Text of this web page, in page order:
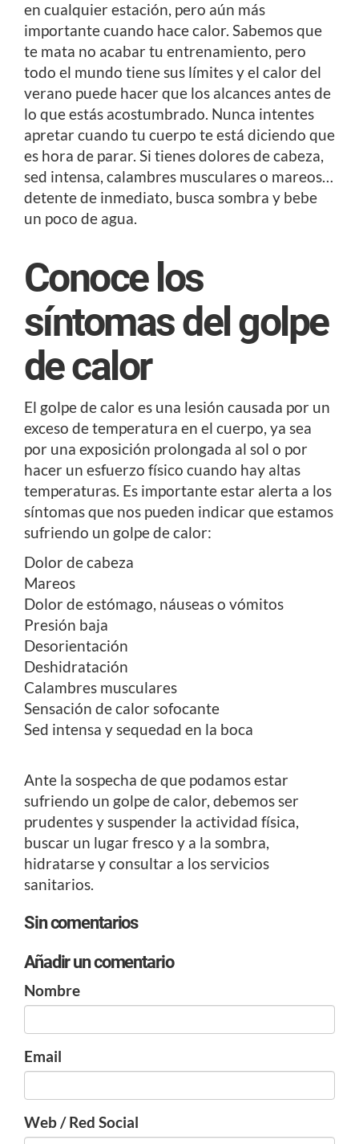
en cualquier estación, pero aún más
importante cuando hace calor. Sabemos que
te mata no acabar tu entrenamiento, pero
todo el mundo tiene sus límites y el calor del
verano puede hacer que los alcances antes de
lo que estás acostumbrado. Nunca intentes
apretar cuando tu cuerpo te está diciendo que
es hora de parar. Si tienes dolores de cabeza,
sed intensa, calambres musculares o mareos…
detente de inmediato, busca sombra y bebe
un poco de agua.
Conoce los
síntomas del golpe
de calor
El golpe de calor es una lesión causada por un
exceso de temperatura en el cuerpo, ya sea
por una exposición prolongada al sol o por
hacer un esfuerzo físico cuando hay altas
temperaturas. Es importante estar alerta a los
síntomas que nos pueden indicar que estamos
sufriendo un golpe de calor:
Dolor de cabeza
Mareos
Dolor de estómago, náuseas o vómitos
Presión baja
Desorientación
Deshidratación
Calambres musculares
Sensación de calor sofocante
Sed intensa y sequedad en la boca
Ante la sospecha de que podamos estar
sufriendo un golpe de calor, debemos ser
prudentes y suspender la actividad física,
buscar un lugar fresco y a la sombra,
hidratarse y consultar a los servicios
sanitarios.
Sin comentarios
Añadir un comentario
Nombre
Email
Web / Red Social